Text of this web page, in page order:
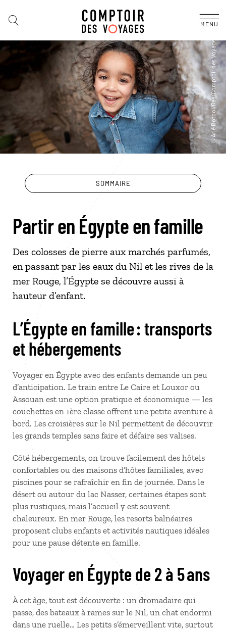
MENU
SOMMAIRE
Partir en Égypte en famille
Des colosses de pierre aux marchés parfumés,
en passant par les eaux du Nil et les rives de la
mer Rouge, l’Égypte se découvre aussi à
hauteur d’enfant.
L’Égypte en famille : transports
et hébergements
Voyager en Égypte avec des enfants demande un peu
d’anticipation. Le train entre Le Caire et Louxor ou
Assouan est une option pratique et économique — les
couchettes en 1ère classe offrent une petite aventure à
bord. Les croisières sur le Nil permettent de découvrir
les grands temples sans faire et défaire ses valises.
Côté hébergements, on trouve facilement des hôtels
confortables ou des maisons d’hôtes familiales, avec
piscines pour se rafraîchir en fin de journée. Dans le
désert ou autour du lac Nasser, certaines étapes sont
plus rustiques, mais l’accueil y est souvent
chaleureux. En mer Rouge, les resorts balnéaires
proposent clubs enfants et activités nautiques idéales
pour une pause détente en famille.
Voyager en Égypte de 2 à 5 ans
À cet âge, tout est découverte : un dromadaire qui
passe, des bateaux à rames sur le Nil, un chat endormi
dans une ruelle… Les petits s’émerveillent vite, surtout